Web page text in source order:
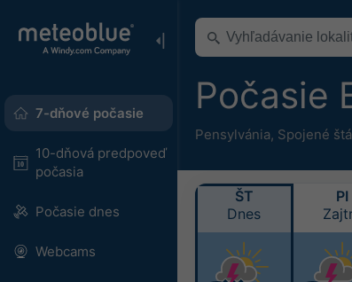
7-dňové počasie
10-dňová predpoveď
počasia
Počasie dnes
Webcams
Počasie
Pensylvánia, Spojené
ŠT
Dnes
PI